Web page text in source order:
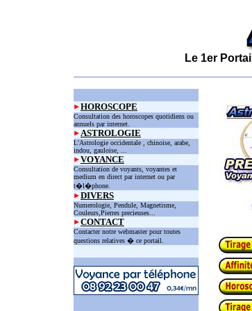
Le 1er
HOROSCOPE
Consultation des horoscopes quotidiens ou
annuels par internet.
ASTROLOGIE
L'Astrologie occidentale , chinoise, arabe,
indou, gauloise, ...
VOYANCE
Consultation de voyants, voyantes et
medium en direct par internet ou par
t�l�phone.
DIVERS
Numerologie, Pendule, Magnetisme,
Couleurs,Pierres precieuses...
CONTACT
Contacter notre webmaster pour toutes
questions relatives � ce portail.